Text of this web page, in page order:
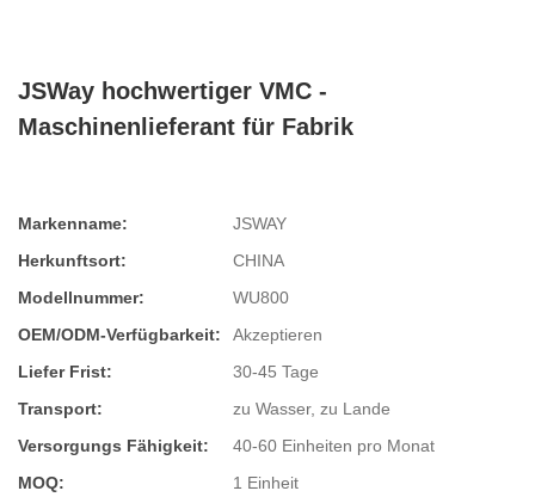
JSWay hochwertiger VMC -
Maschinenlieferant für Fabrik
Markenname:
JSWAY
Herkunftsort:
CHINA
Modellnummer:
WU800
OEM/ODM-Verfügbarkeit:
Akzeptieren
Liefer Frist:
30-45 Tage
Transport:
zu Wasser, zu Lande
Versorgungs Fähigkeit:
40-60 Einheiten pro Monat
MOQ:
1 Einheit